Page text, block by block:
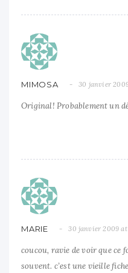
MIMOSA 30 janvier
Original! Probablement un
MARIE 30 janvier 2009 at
coucou, ravie de voir que ce
souvent. c’est une vieille